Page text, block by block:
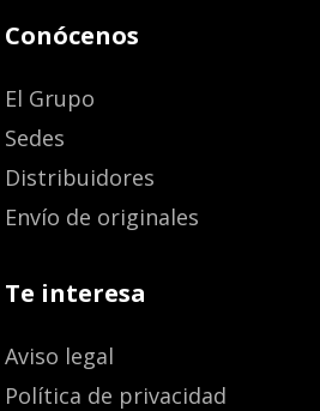
Conócenos
El Grupo
Sedes
Distribuidores
Envío de originales
Te interesa
Aviso legal
Política de privacidad